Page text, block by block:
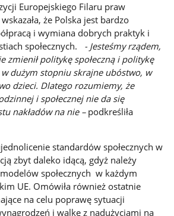
Europejskiego Filaru praw
że Polska jest bardzo
i wymiana dobrych praktyk i
społecznych. - Jesteśmy rządem,
zmienił politykę społeczną i politykę
dużym stopniu skrajne ubóstwo, w
dzieci. Dlatego rozumiemy, że
i społecznej nie da się
nakładów na nie –podkreśliła
standardów społecznych w
zbyt daleko idącą, gdyż należy
społecznych w każdym
UE. Omówiła również ostatnie
na celu poprawę sytuacji
i walkę z nadużyciami na